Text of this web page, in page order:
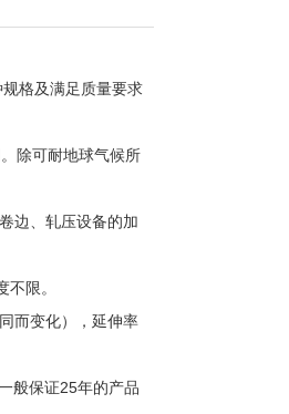
格及满足质量要求
除可耐地球气候所
边、轧压设备的加
限。
而变化），延伸率
般保证25年的产品